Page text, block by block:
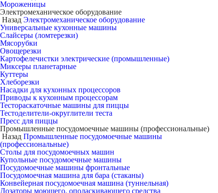
Мороженицы
Электромеханическое оборудование
Назад Электромеханическое оборудование
Универсальные кухонные машины
Слайсеры (ломтерезки)
Мясорубки
Овощерезки
Картофелечистки электрические (промышленные)
Миксеры планетарные
Куттеры
Хлеборезки
Насадки для кухонных процессоров
Приводы к кухонным процессорам
Тестораскаточные машины для пиццы
Тестоделители-округлители теста
Пресс для пиццы
Промышленные посудомоечные машины (профессиональные)
Назад Промышленные посудомоечные машины
(профессиональные)
Столы для посудомоечных машин
Купольные посудомоечные машины
Посудомоечные машины фронтальные
Посудомоечная машина для бара (стаканы)
Конвейерная посудомоечная машина (туннельная)
Дозаторы моющего, ополаскивающего средства